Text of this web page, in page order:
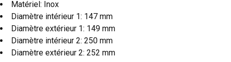
Matériel: Inox
Diamètre intérieur 1: 147 mm
Diamètre extérieur 1: 149 mm
Diamètre intérieur 2: 250 mm
Diamètre extérieur 2: 252 mm